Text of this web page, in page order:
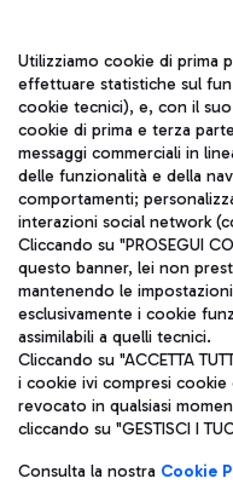
Utilizziamo cookie di prima
effettuare statistiche sul
cookie tecnici), e, con il
cookie di prima e terza
messaggi commerciali in
delle funzionalità e della
comportamenti;
interazioni social network
Cliccando su "PROSEGUI
questo banner, lei non
mantenendo le
esclusivamente i cookie
assimilabili a quelli tecnici.
Cliccando su "ACCETTA
i cookie ivi compresi
revocato in qualsiasi
cliccando su "GESTISCI I
Consulta la nostra Cookie